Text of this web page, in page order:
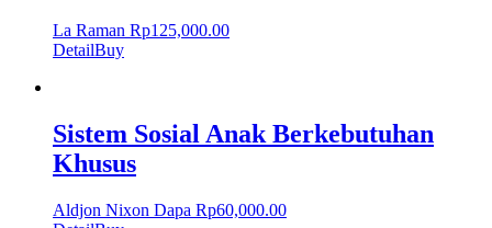
La Raman Rp125,000.00
DetailBuy
Sistem Sosial Anak Berkebutuhan
Khusus
Aldjon Nixon Dapa Rp60,000.00